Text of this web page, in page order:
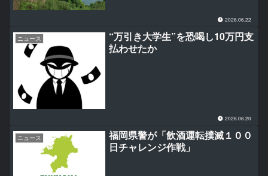
2026.06.22
ニュース
“万引き大学生”を恐喝し10万円支
払わせたか
2026.06.20
ニュース
福岡県警が「飲酒運転撲滅１００
日チャレンジ作戦」